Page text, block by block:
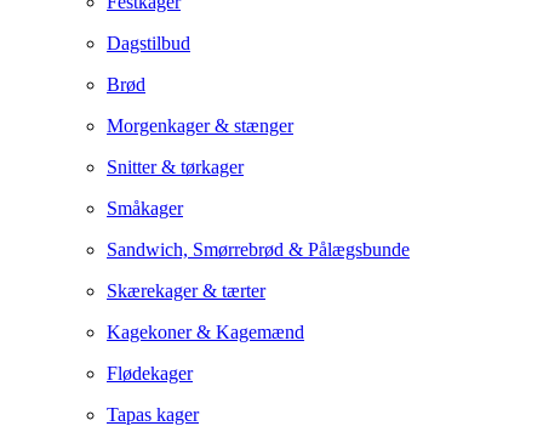
Dagstilbud
Brød
Morgenkager & stænger
Snitter & tørkager
Småkager
Sandwich, Smørrebrød & Pålægsbunde
Skærekager & tærter
Kagekoner & Kagemænd
Flødekager
Tapas kager